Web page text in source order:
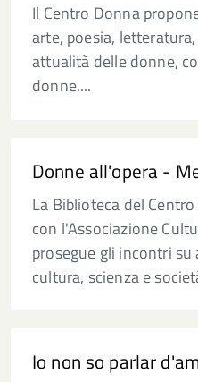
Il Centro Donna
arte, poesia,
attualità delle donne,
donne....
Donne all'opera -
La Biblioteca del
con l'Associazione
prosegue gli incontri
cultura, scienza e
Io non so parlar